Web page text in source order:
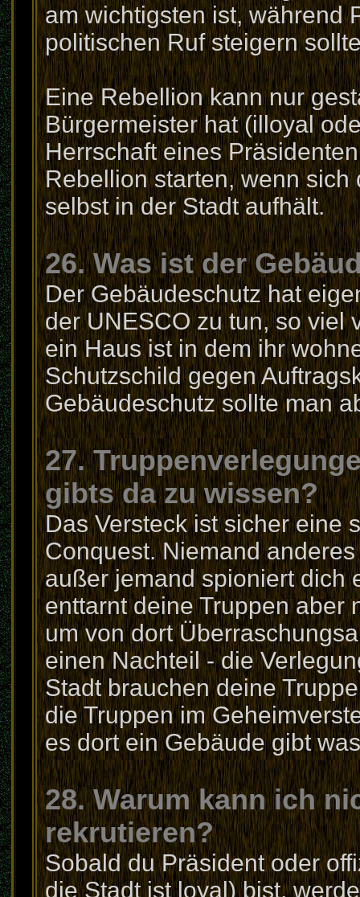
am wichtigsten ist, während
politischen Ruf steigern
Eine Rebellion kann nur
Bürgermeister hat (illoyal
Herrschaft eines
Rebellion starten, wenn
selbst in der Stadt aufhält.
26. Was ist der
Der Gebäudeschutz hat
der UNESCO zu tun, so viel
ein Haus ist in dem ihr
Schutzschild gegen
Gebäudeschutz sollte man
27.
gibts da zu wissen?
Das Versteck ist sicher eine
Conquest. Niemand
außer jemand spioniert dich
enttarnt deine Truppen aber
um von dort
einen Nachteil - die
Stadt brauchen deine
die Truppen im
es dort ein Gebäude gibt
28. Warum kann ich
rekrutieren?
Sobald du Präsident oder
die Stadt ist loyal) bist,